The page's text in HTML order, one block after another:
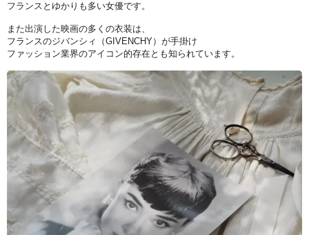
フランスとゆかりも多い女優です。
また出演した映画の多くの衣装は、
フランスのジバンシィ（GIVENCHY）が手掛け
ファッション業界のアイコン的存在とも知られています。